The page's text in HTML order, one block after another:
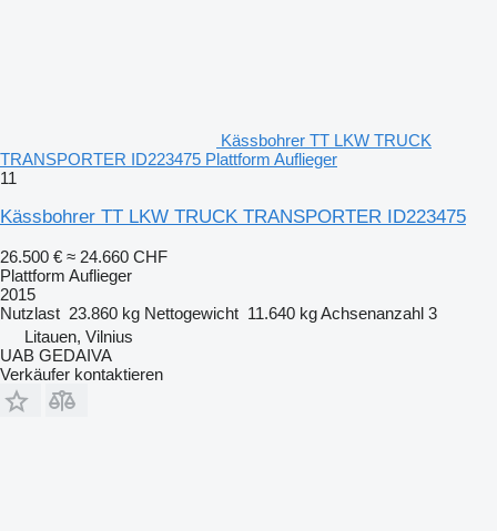
Kässbohrer TT LKW TRUCK
TRANSPORTER ID223475 Plattform Auflieger
11
Kässbohrer TT LKW TRUCK TRANSPORTER ID223475
26.500 € ≈ 24.660 CHF
Plattform Auflieger
2015
Nutzlast 23.860 kg Nettogewicht 11.640 kgAchsenanzahl 3
Litauen, Vilnius
UAB GEDAIVA
Verkäufer kontaktieren